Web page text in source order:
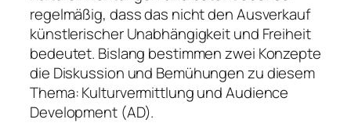
regelmäßig, dass das nicht den Ausverkauf
künstlerischer Unabhängigkeit und Freiheit
bedeutet. Bislang bestimmen zwei Konzepte
die Diskussion und Bemühungen zu diesem
Thema: Kulturvermittlung und Audience
Development (AD).